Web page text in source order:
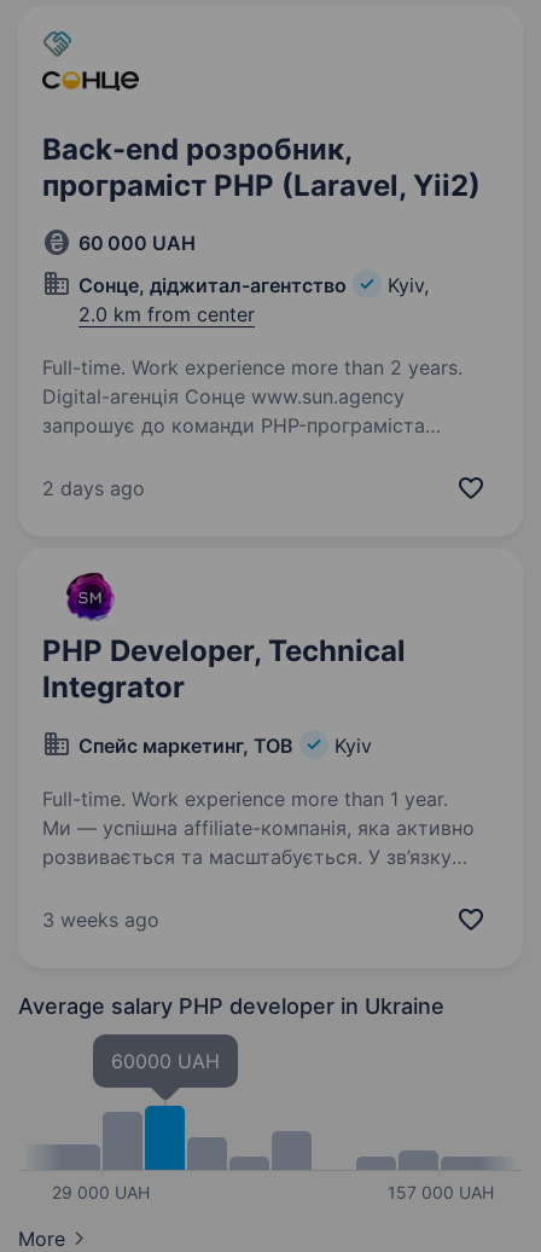
Back-end розробник,
програміст PHP (Laravel, Yii2)
60 000 UAH
Сонце, діджитал-агентство
Kyiv,
2.0 km from center
Full-time. Work experience more than 2 years.
Digital-агенція Сонце www.sun.agency
запрошує до команди PHP-програміста
Framework: Yii2 та або Laravel розуміння
2 days ago
PHP Developer, Technical
Integrator
Спейс маркетинг, ТОВ Kyiv
Full-time. Work experience more than 1 year.
Ми — успішна affiliate-компанія, яка активно
розвивається та масштабується. У зв’язку
який підсилить нашу команду та стане
3 weeks ago
Average salary PHP developer in Ukraine
29 000 UAH
60000 UAH
157 000 UAH
More